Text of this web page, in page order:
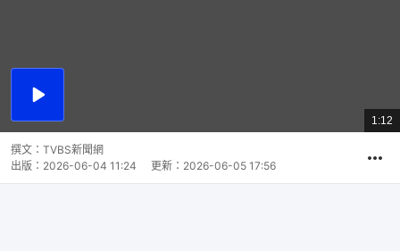
播
總
共
1:12
撰文： TVBS新聞網
出版： 2026-06-04 11:24 更新： 2026-06-05 17:56